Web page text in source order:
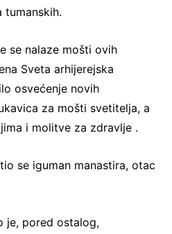
tumanskih.
se nalaze mošti ovih
Sveta arhijerejska
osvećenje novih
za mošti svetitelja, a
i molitve za zdravlje .
se iguman manastira, otac
je, pored ostalog,